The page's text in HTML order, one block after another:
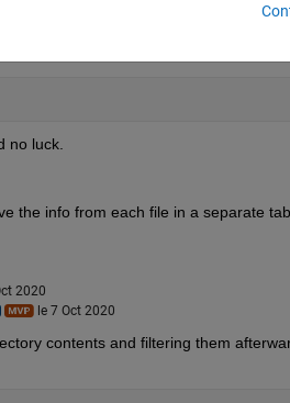
is that only the final table is saved
no luck.
the info from each file in a separate
2020
le 7 Oct 2020
contents and filtering them